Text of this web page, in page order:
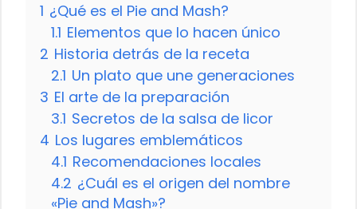
1 ¿Qué es el Pie and Mash?
1.1 Elementos que lo hacen único
2 Historia detrás de la receta
2.1 Un plato que une generaciones
3 El arte de la preparación
3.1 Secretos de la salsa de licor
4 Los lugares emblemáticos
4.1 Recomendaciones locales
4.2 ¿Cuál es el origen del nombre
«Pie and Mash»?